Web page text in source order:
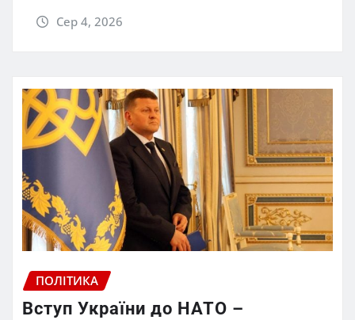
Сер 4, 2026
ПОЛІТИКА
Вступ України до НАТО –